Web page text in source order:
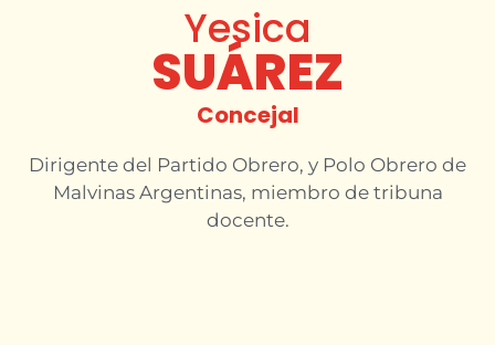
Yesica
SUÁREZ
Concejal
Dirigente del Partido Obrero, y Polo Obrero de
Malvinas Argentinas, miembro de tribuna
docente.